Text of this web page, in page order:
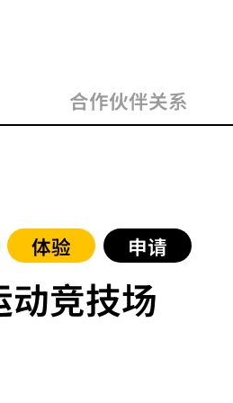
合作伙伴关系
体验 申请
动竞技场